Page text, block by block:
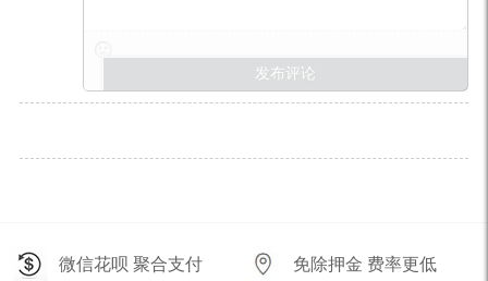
微信花呗 聚合支付 免除押金 费率更低